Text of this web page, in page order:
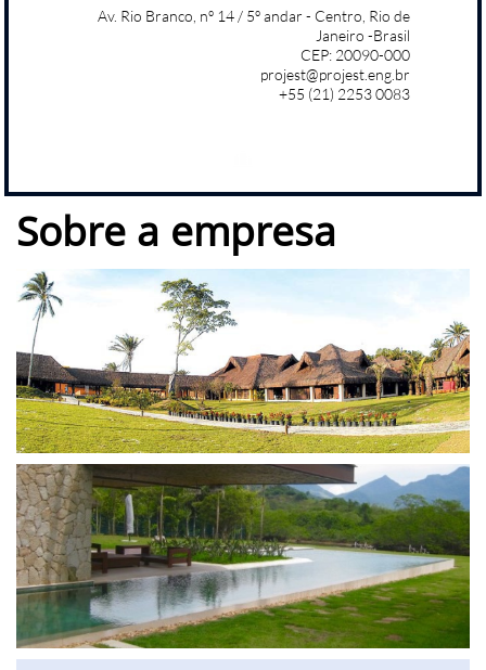
Av. Rio Branco, nº 14 / 5º andar - Centro, Rio de
Janeiro -Brasil
CEP: 20090-000
projest@projest.eng.br
+55 (21) 2253 0083
Sobre a empresa